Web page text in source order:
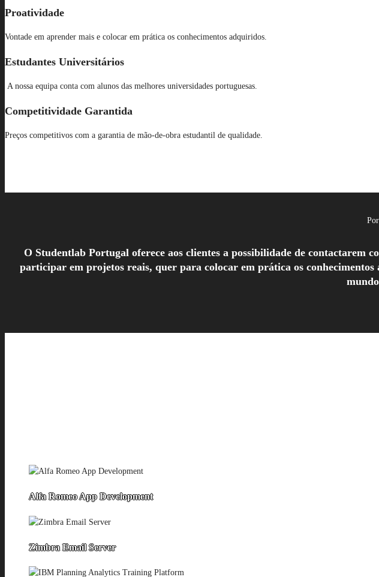
Proatividade
Vontade em aprender mais e colocar em prática os conhecimentos adquiridos.
Estudantes Universitários
A nossa equipa conta com alunos das melhores universidades portuguesas.
Competitividade Garantida
Preços competitivos com a garantia de mão-de-obra estudantil de qualidade.
O Studentlab Portugal oferece aos clientes a possibilidade de contactarem
participar em projetos reais, quer para colocar em prática os
Alfa Romeo App Development
Zimbra Email Server